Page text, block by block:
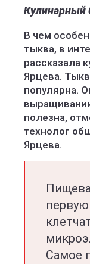
Кулинарный
В чем
тыква, в
рассказала
Ярцева.
популярна.
полезна,
технолог
Ярцева.
Самое